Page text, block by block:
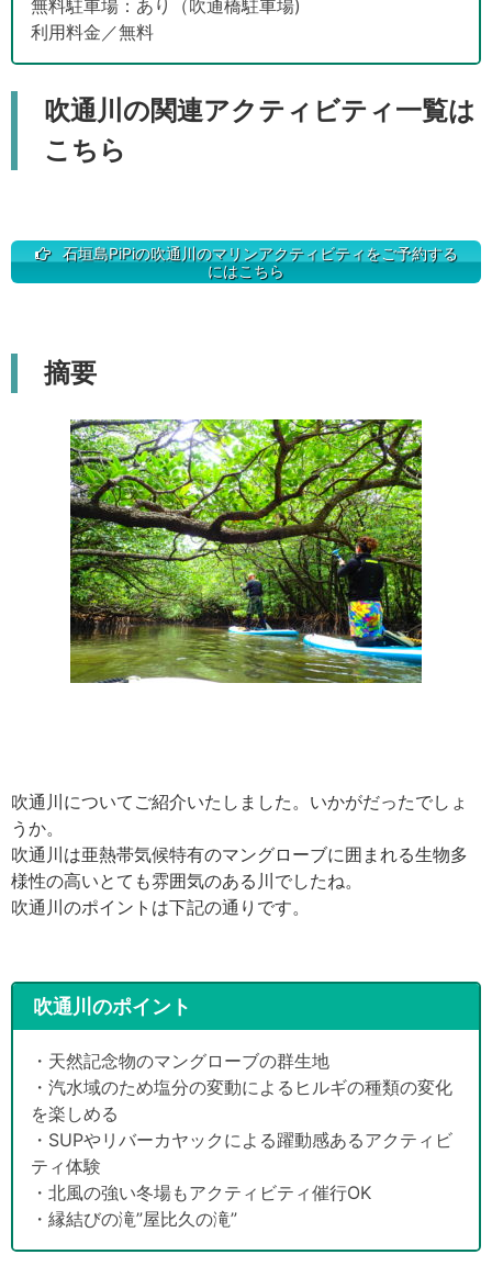
無料駐車場：あり（吹通橋駐車場)
利用料金／無料
吹通川の関連アクティビティ一覧は
こちら
石垣島PiPiの吹通川のマリンアクティビティをご予約する
にはこちら
摘要
吹通川についてご紹介いたしました。いかがだったでしょ
うか。
吹通川は亜熱帯気候特有のマングローブに囲まれる生物多
様性の高いとても雰囲気のある川でしたね。
吹通川のポイントは下記の通りです。
吹通川のポイント
・天然記念物のマングローブの群生地
・汽水域のため塩分の変動によるヒルギの種類の変化
を楽しめる
・SUPやリバーカヤックによる躍動感あるアクティビ
ティ体験
・北風の強い冬場もアクティビティ催行OK
・縁結びの滝”屋比久の滝”